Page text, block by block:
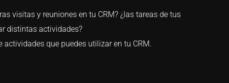
visitas y reuniones en tu CRM? ¿las tareas de tus
distintas actividades?
que puedes utilizar en tu CRM.